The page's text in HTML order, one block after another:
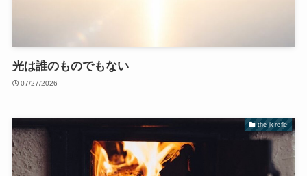
光は誰のものでもない
07/27/2026
the jk refle